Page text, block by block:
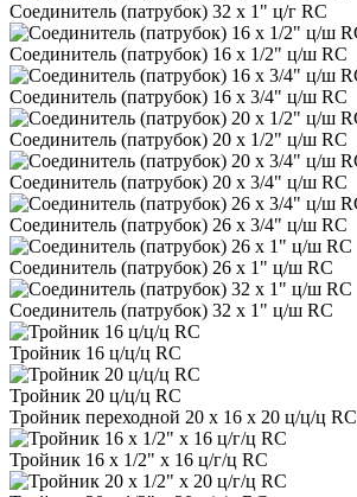
Соединитель (патрубок) 32 х 1" ц/г RC
Соединитель (патрубок) 16 х 1/2" ц/ш RC
Соединитель (патрубок) 16 х 3/4" ц/ш RC
Соединитель (патрубок) 20 х 1/2" ц/ш RC
Соединитель (патрубок) 20 х 3/4" ц/ш RC
Соединитель (патрубок) 26 х 3/4" ц/ш RC
Соединитель (патрубок) 26 х 1" ц/ш RC
Соединитель (патрубок) 32 х 1" ц/ш RC
Тройник 16 ц/ц/ц RC
Тройник 20 ц/ц/ц RC
Тройник переходной 20 х 16 х 20 ц/ц/ц RC
Тройник 16 х 1/2" х 16 ц/г/ц RC